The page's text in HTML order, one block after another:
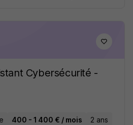
Cybersécurité -
400 - 1 400 € / mois 2 ans